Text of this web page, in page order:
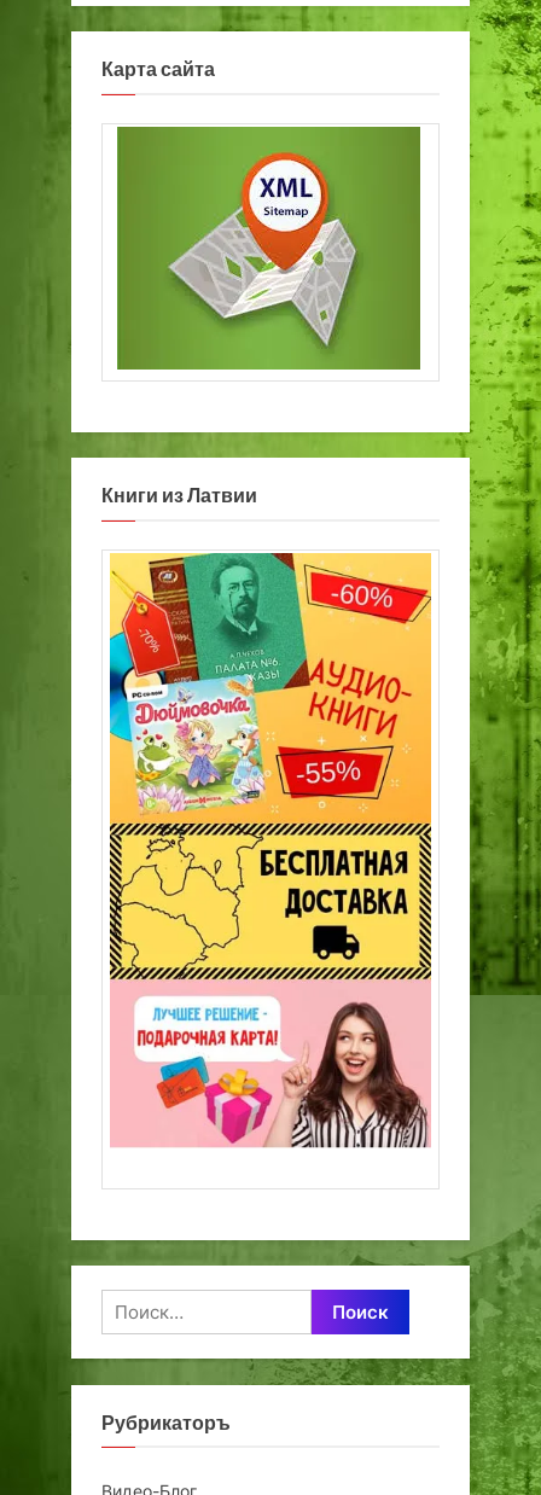
Карта сайта
Книги из Латвии
Найти:
Рубрикаторъ
Видео-Блог